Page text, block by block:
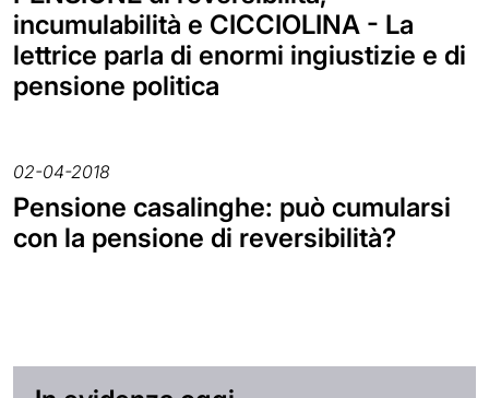
incumulabilità e CICCIOLINA - La
lettrice parla di enormi ingiustizie e di
pensione politica
02-04-2018
Pensione casalinghe: può cumularsi
con la pensione di reversibilità?